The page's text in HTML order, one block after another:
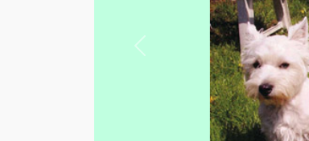
Vorheriges